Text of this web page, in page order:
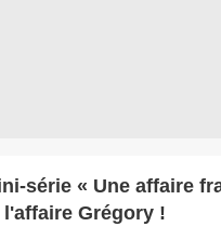
série « Une affaire
Grégory !